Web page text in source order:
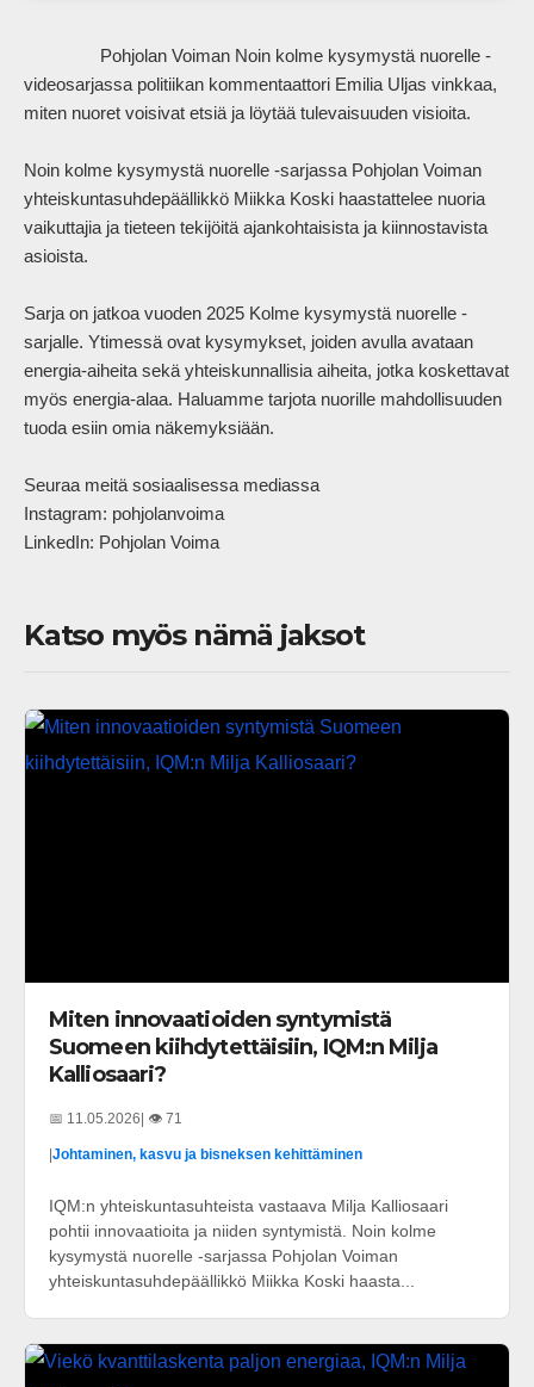
videosarjassa politiikan kommentaattori Emilia Uljas vinkkaa,
miten nuoret voisivat etsiä ja löytää tulevaisuuden visioita.
Noin kolme kysymystä nuorelle -sarjassa Pohjolan Voiman
yhteiskuntasuhdepäällikkö Miikka Koski haastattelee nuoria
vaikuttajia ja tieteen tekijöitä ajankohtaisista ja kiinnostavista
asioista.
Sarja on jatkoa vuoden 2025 Kolme kysymystä nuorelle -
sarjalle. Ytimessä ovat kysymykset, joiden avulla avataan
energia-aiheita sekä yhteiskunnallisia aiheita, jotka koskettavat
myös energia-alaa. Haluamme tarjota nuorille mahdollisuuden
tuoda esiin omia näkemyksiään.
Seuraa meitä sosiaalisessa mediassa
Instagram: pohjolanvoima
LinkedIn: Pohjolan Voima
Katso myös nämä jaksot
Miten innovaatioiden syntymistä
Suomeen kiihdytettäisiin, IQM:n Milja
Kalliosaari?
📅 11.05.2026| 👁️ 71
|Johtaminen, kasvu ja bisneksen kehittäminen
IQM:n yhteiskuntasuhteista vastaava Milja Kalliosaari
pohtii innovaatioita ja niiden syntymistä. Noin kolme
kysymystä nuorelle -sarjassa Pohjolan Voiman
yhteiskuntasuhdepäällikkö Miikka Koski haasta...